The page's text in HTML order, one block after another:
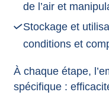
de l’air et
Stockage et
conditions et
À chaque étape,
spécifique :